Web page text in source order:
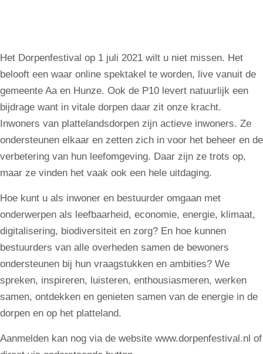
Het Dorpenfestival op 1 juli 2021 wilt u niet missen. Het
belooft een waar online spektakel te worden, live vanuit de
gemeente Aa en Hunze. Ook de P10 levert natuurlijk een
bijdrage want in vitale dorpen daar zit onze kracht.
Inwoners van plattelandsdorpen zijn actieve inwoners. Ze
ondersteunen elkaar en zetten zich in voor het beheer en de
verbetering van hun leefomgeving. Daar zijn ze trots op,
maar ze vinden het vaak ook een hele uitdaging.
Hoe kunt u als inwoner en bestuurder omgaan met
onderwerpen als leefbaarheid, economie, energie, klimaat,
digitalisering, biodiversiteit en zorg? En hoe kunnen
bestuurders van alle overheden samen de bewoners
ondersteunen bij hun vraagstukken en ambities? We
spreken, inspireren, luisteren, enthousiasmeren, werken
samen, ontdekken en genieten samen van de energie in de
dorpen en op het platteland.
Aanmelden kan nog via de website www.dorpenfestival.nl of